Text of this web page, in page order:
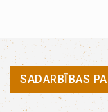
SADARBĪBAS